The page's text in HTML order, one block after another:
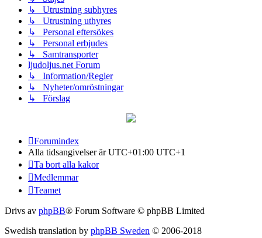
↳ Utrustning subhyres
↳ Utrustning uthyres
↳ Personal eftersökes
↳ Personal erbjudes
↳ Samtransporter
ljudoljus.net Forum
↳ Information/Regler
↳ Nyheter/omröstningar
↳ Förslag
Forumindex
Alla tidsangivelser är UTC+01:00 UTC+1
Ta bort alla kakor
Medlemmar
Teamet
Drivs av phpBB® Forum Software © phpBB Limited
Swedish translation by phpBB Sweden © 2006-2018